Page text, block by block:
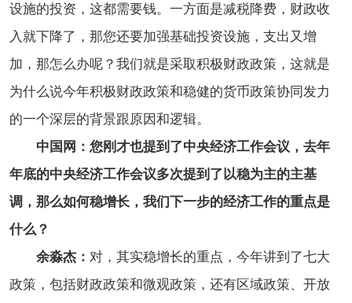
设施的投资，这都需要钱。一方面是减税降费，财政收
入就下降了，那您还要加强基础投资设施，支出又增
加，那怎么办呢？我们就是采取积极财政政策，这就是
为什么说今年积极财政政策和稳健的货币政策协同发力
的一个深层的背景跟原因和逻辑。
中国网：您刚才也提到了中央经济工作会议，去年
年底的中央经济工作会议多次提到了以稳为主的主基
调，那么如何稳增长，我们下一步的经济工作的重点是
什么？
余淼杰： 对，其实稳增长的重点，今年讲到了七大
政策，包括财政政策和微观政策，还有区域政策、开放